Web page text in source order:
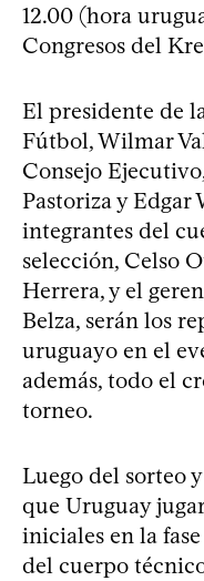
12.00 (hora
Congresos del
El presidente de
Fútbol, Wilmar
Consejo
Pastoriza y Edgar
integrantes del
selección, Celso
Herrera, y el
Belza, serán los
uruguayo en el
además, todo el
torneo.
Luego del sorteo
que Uruguay
iniciales en la
del cuerpo